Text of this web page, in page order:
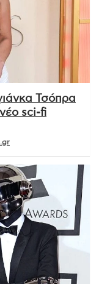
Τσόπρα
sci-fi